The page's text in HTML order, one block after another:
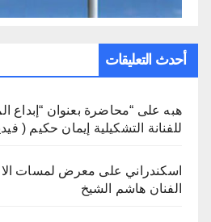
أحدث التعليقات
هبه على “محاضرة بعنوان “إبداع
للفنانة التشكيلية إيمان حكيم (
اسكندراني على معرض لمسات
الفنان هاشم الشيخ